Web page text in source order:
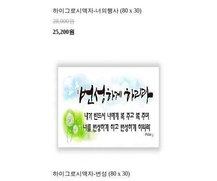
하이그로시액자-너의행사 (80 x 30)
28,000원
25,200원
하이그로시액자-번성 (80 x 30)